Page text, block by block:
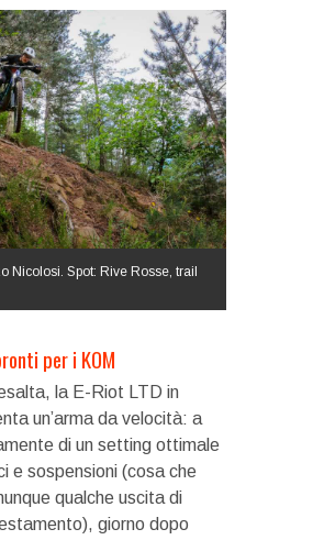
Nicolosi. Spot: Rive Rosse, trail
per i KOM
la E-Riot LTD in
un’arma da velocità: a
di un setting ottimale
e sospensioni (cosa che
qualche uscita di
giorno dopo